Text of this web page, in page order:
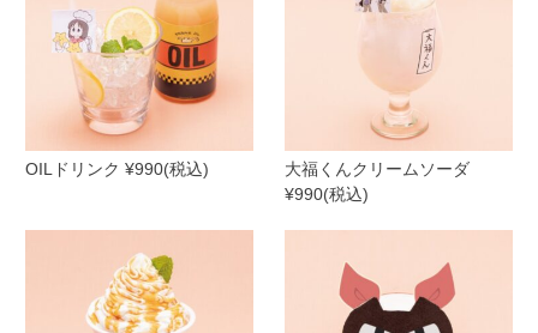
OILドリンク ¥990(税込)
大福くんクリームソーダ
¥990(税込)